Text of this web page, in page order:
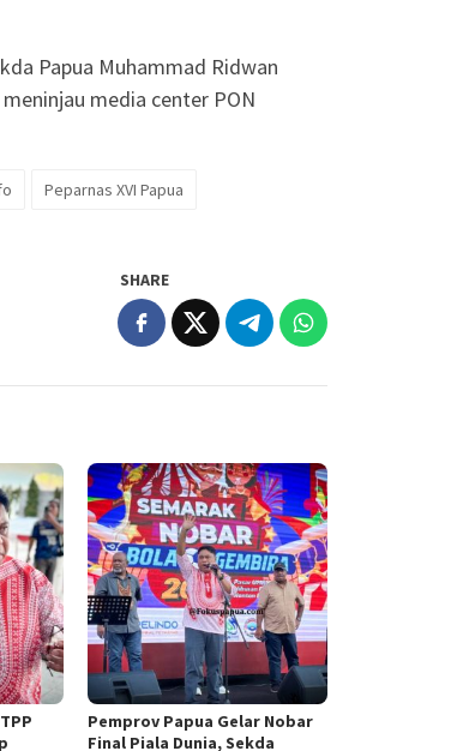
Papua Muhammad Ridwan
media center PON
Peparnas XVI Papua
SHARE
Pemprov Papua Gelar Nobar
Final Piala Dunia, Sekda